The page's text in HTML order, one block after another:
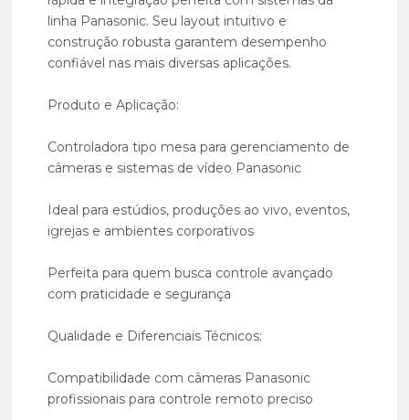
linha Panasonic. Seu layout intuitivo e
construção robusta garantem desempenho
confiável nas mais diversas aplicações.
Produto e Aplicação:
Controladora tipo mesa para gerenciamento de
câmeras e sistemas de vídeo Panasonic
Ideal para estúdios, produções ao vivo, eventos,
igrejas e ambientes corporativos
Perfeita para quem busca controle avançado
com praticidade e segurança
Qualidade e Diferenciais Técnicos:
Compatibilidade com câmeras Panasonic
profissionais para controle remoto preciso